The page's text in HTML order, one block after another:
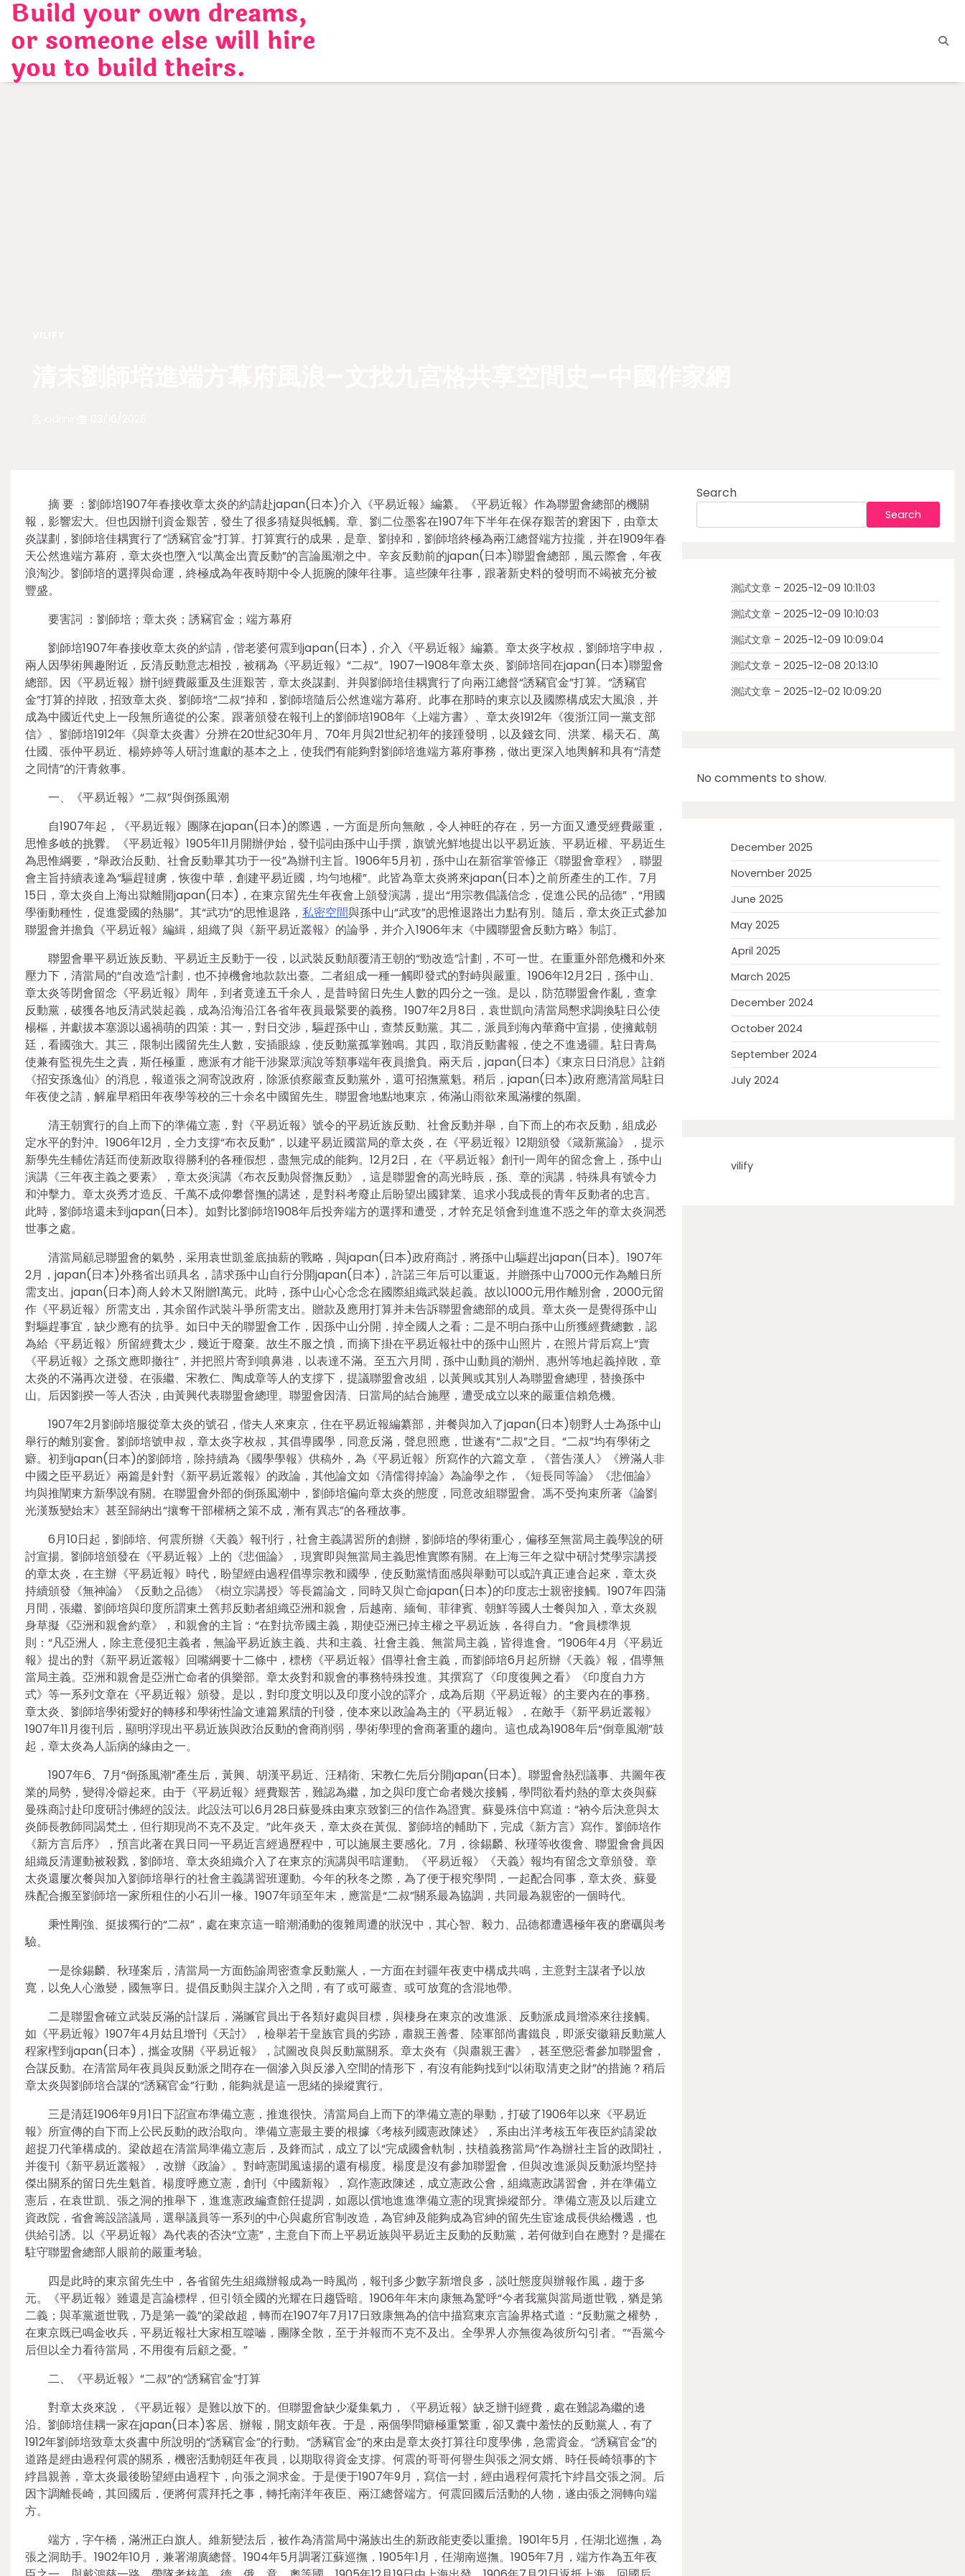
Skip
content
Build your own dreams,
or someone else will hire
you to build theirs.
摘 要 ：劉師培1907年春接收章太炎的約請赴japan(日本)介入《平易近報》編纂。《平易近報》作為聯盟會總部的機關
報，影響宏大。但也因辦刊資金艱苦，發生了很多猜疑與牴觸。章、劉二位墨客在1907年下半年在保存艱苦的窘困下，由章太
炎謀劃，劉師培佳耦實行了“誘竊官金”打算。打算實行的成果，是章、劉掉和，劉師培終極為兩江總督端方拉攏，并在1909年春
天公然進端方幕府，章太炎也墮入“以萬金出賣反動”的言論風潮之中。辛亥反動前的japan(日本)聯盟會總部，風云際會，年夜
浪淘沙。劉師培的選擇與命運，終極成為年夜時期中令人扼腕的陳年往事。這些陳年往事，跟著新史料的發明而不竭被充分被
豐盛。
要害詞 ：劉師培；章太炎；誘竊官金；端方幕府
劉師培1907年春接收章太炎的約請，偕老婆何震到japan(日本)，介入《平易近報》編纂。章太炎字枚叔，劉師培字申叔，
兩人因學術興趣附近，反清反動意志相投，被稱為《平易近報》“二叔”。1907—1908年章太炎、劉師培同在japan(日本)聯盟會
總部。因《平易近報》辦刊經費嚴重及生涯艱苦，章太炎謀劃、并與劉師培佳耦實行了向兩江總督“誘竊官金”打算。“誘竊官
金”打算的掉敗，招致章太炎、劉師培“二叔”掉和，劉師培隨后公然進端方幕府。此事在那時的東京以及國際構成宏大風浪，并
成為中國近代史上一段無所適從的公案。跟著頒發在報刊上的劉師培1908年《上端方書》、章太炎1912年《復浙江同一黨支部
信》、劉師培1912年《與章太炎書》分辨在20世紀30年月、70年月與21世紀初年的接踵發明，以及錢玄同、洪業、楊天石、萬
仕國、張仲平易近、楊婷婷等人研討進獻的基本之上，使我們有能夠對劉師培進端方幕府事務，做出更深入地輿解和具有“清楚
之同情”的汗青敘事。
一、《平易近報》“二叔”與倒孫風潮
自1907年起，《平易近報》團隊在japan(日本)的際遇，一方面是所向無敵，令人神旺的存在，另一方面又遭受經費嚴重，
思惟多岐的挑釁。《平易近報》1905年11月開辦伊始，發刊詞由孫中山手撰，旗號光鮮地提出以平易近族、平易近權、平易近生
為思惟綱要，“舉政治反動、社會反動畢其功于一役”為辦刊主旨。1906年5月初，孫中山在新宿掌管修正《聯盟會章程》，聯盟
會主旨持續表達為“驅趕韃虜，恢復中華，創建平易近國，均勻地權”。此皆為章太炎將來japan(日本)之前所產生的工作。7月
15日，章太炎自上海出獄離開japan(日本)，在東京留先生年夜會上頒發演講，提出“用宗教倡議信念，促進公民的品德”，“用國
學衝動種性，促進愛國的熱腸”。其“武功”的思惟退路， 私密空間與孫中山“武攻”的思惟退路出力點有別。隨后，章太炎正式參加
聯盟會并擔負《平易近報》編緝，組織了與《新平易近叢報》的論爭，并介入1906年末《中國聯盟會反動方略》制訂。
聯盟會畢平易近族反動、平易近主反動于一役，以武裝反動顛覆清王朝的“勁改造”計劃，不可一世。在重重外部危機和外來
壓力下，清當局的“自改造”計劃，也不掉機會地款款出臺。二者組成一種一觸即發式的對峙與嚴重。1906年12月2日，孫中山、
章太炎等閉會留念《平易近報》周年，到者竟達五千余人，是昔時留日先生人數的四分之一強。是以，防范聯盟會作亂，查拿
反動黨，破獲各地反清武裝起義，成為沿海沿江各省年夜員最緊要的義務。1907年2月8日，袁世凱向清當局懇求調換駐日公使
楊樞，并獻拔本塞源以遏禍萌的四策：其一，對日交涉，驅趕孫中山，查禁反動黨。其二，派員到海內華裔中宣揚，使擁戴朝
廷，看國強大。其三，限制出國留先生人數，安插眼線，使反動黨孤掌難鳴。其四，取消反動書報，使之不進邊疆。駐日青鳥
使兼有監視先生之責，斯任極重，應派有才能干涉聚眾演說等類事端年夜員擔負。兩天后，japan(日本)《東京日日消息》註銷
《招安孫逸仙》的消息，報道張之洞寄說政府，除派偵察嚴查反動黨外，還可招撫黨魁。稍后，japan(日本)政府應清當局駐日
年夜使之請，解雇早稻田年夜學等校的三十余名中國留先生。聯盟會地點地東京，佈滿山雨欲來風滿樓的氛圍。
清王朝實行的自上而下的準備立憲，對《平易近報》號令的平易近族反動、社會反動并舉，自下而上的布衣反動，組成必
定水平的對沖。1906年12月，全力支撐“布衣反動”，以建平易近國當局的章太炎，在《平易近報》12期頒發《箴新黨論》，提示
新學先生輔佐清廷而使新政取得勝利的各種假想，盡無完成的能夠。12月2日，在《平易近報》創刊一周年的留念會上，孫中山
演講《三年夜主義之要素》，章太炎演講《布衣反動與督撫反動》，這是聯盟會的高光時辰，孫、章的演講，特殊具有號令力
和沖擊力。章太炎秀才造反、千萬不成仰攀督撫的講述，是對科考廢止后盼望出國肄業、追求小我成長的青年反動者的忠言。
此時，劉師培還未到japan(日本)。如對比劉師培1908年后投奔端方的選擇和遭受，才幹充足領會到進進不惑之年的章太炎洞悉
世事之處。
清當局顧忌聯盟會的氣勢，采用袁世凱釜底抽薪的戰略，與japan(日本)政府商討，將孫中山驅趕出japan(日本)。1907年
2月，japan(日本)外務省出頭具名，請求孫中山自行分開japan(日本)，許諾三年后可以重返。并贈孫中山7000元作為離日所
需支出。japan(日本)商人鈴木又附贈1萬元。此時，孫中山心心念念在國際組織武裝起義。故以1000元用作離別會，2000元留
作《平易近報》所需支出，其余留作武裝斗爭所需支出。贈款及應用打算并未告訴聯盟會總部的成員。章太炎一是覺得孫中山
對驅趕事宜，缺少應有的抗爭。如日中天的聯盟會工作，因孫中山分開，掉全國人之看；二是不明白孫中山所獲經費總數，認
為給《平易近報》所留經費太少，幾近于廢棄。故生不服之憤，而摘下掛在平易近報社中的孫中山照片，在照片背后寫上“賣
《平易近報》之孫文應即撤往”，并把照片寄到噴鼻港，以表達不滿。至五六月間，孫中山動員的潮州、惠州等地起義掉敗，章
太炎的不滿再次迸發。在張繼、宋教仁、陶成章等人的支撐下，提議聯盟會改組，以黃興或其別人為聯盟會總理，替換孫中
山。后因劉揆一等人否決，由黃興代表聯盟會總理。聯盟會因清、日當局的結合施壓，遭受成立以來的嚴重信賴危機。
1907年2月劉師培服從章太炎的號召，偕夫人來東京，住在平易近報編纂部，并餐與加入了japan(日本)朝野人士為孫中山
舉行的離別宴會。劉師培號申叔，章太炎字枚叔，其倡導國學，同意反滿，聲息照應，世遂有“二叔”之目。“二叔”均有學術之
癖。初到japan(日本)的劉師培，除持續為《國學學報》供稿外，為《平易近報》所寫作的六篇文章，《普告漢人》《辨滿人非
中國之臣平易近》兩篇是針對《新平易近叢報》的政論，其他論文如《清儒得掉論》為論學之作，《短長同等論》《悲佃論》
均與推闡東方新學說有關。在聯盟會外部的倒孫風潮中，劉師培偏向章太炎的態度，同意改組聯盟會。馮不受拘束所著《論劉
光漢叛變始末》甚至歸納出“攘奪干部權柄之策不成，漸有異志”的各種故事。
6月10日起，劉師培、何震所辦《天義》報刊行，社會主義講習所的創辦，劉師培的學術重心，偏移至無當局主義學說的研
討宣揚。劉師培頒發在《平易近報》上的《悲佃論》，現實即與無當局主義思惟實際有關。在上海三年之獄中研討梵學宗講授
的章太炎，在主辦《平易近報》時代，盼望經由過程倡導宗教和國學，使反動黨情面感與舉動可以或許真正連合起來，章太炎
持續頒發《無神論》《反動之品德》《樹立宗講授》等長篇論文，同時又與亡命japan(日本)的印度志士親密接觸。1907年四蒲
月間，張繼、劉師培與印度所謂東土舊邦反動者組織亞洲和親會，后越南、緬甸、菲律賓、朝鮮等國人士餐與加入，章太炎親
身草擬《亞洲和親會約章》，和親會的主旨：“在對抗帝國主義，期使亞洲已掉主權之平易近族，各得自力。”會員標準規
則：“凡亞洲人，除主意侵犯主義者，無論平易近族主義、共和主義、社會主義、無當局主義，皆得進會。”1906年4月《平易近
報》提出的對《新平易近叢報》回嘴綱要十二條中，標榜《平易近報》倡導社會主義，而劉師培6月起所辦《天義》報，倡導無
當局主義。亞洲和親會是亞洲亡命者的俱樂部。章太炎對和親會的事務特殊投進。其撰寫了《印度復興之看》《印度自力方
式》等一系列文章在《平易近報》頒發。是以，對印度文明以及印度小說的譯介，成為后期《平易近報》的主要內在的事務。
章太炎、劉師培學術愛好的轉移和學術性論文連篇累牘的刊發，使本來以政論為主的《平易近報》，在敵手《新平易近叢報》
1907年11月復刊后，顯明浮現出平易近族與政治反動的會商削弱，學術學理的會商著重的趨向。這也成為1908年后“倒章風潮”鼓
起，章太炎為人詬病的緣由之一。
1907年6、7月“倒孫風潮”產生后，黃興、胡漢平易近、汪精衛、宋教仁先后分開japan(日本)。聯盟會熱烈議事、共圖年夜
業的局勢，變得冷僻起來。由于《平易近報》經費艱苦，難認為繼，加之與印度亡命者幾次接觸，學問欲看灼熱的章太炎與蘇
曼殊商討赴印度研討佛經的設法。此設法可以6月28日蘇曼殊由東京致劉三的信作為證實。蘇曼殊信中寫道：“衲今后決意與太
炎師長教師同謁梵土，但行期現尚不克不及定。”此年炎天，章太炎在黃侃、劉師培的輔助下，完成《新方言》寫作。劉師培作
《新方言后序》，預言此著在異日同一平易近言經過歷程中，可以施展主要感化。7月，徐錫麟、秋瑾等收復會、聯盟會會員因
組織反清運動被殺戮，劉師培、章太炎組織介入了在東京的演講與弔唁運動。《平易近報》《天義》報均有留念文章頒發。章
太炎還屢次餐與加入劉師培舉行的社會主義講習班運動。今年的秋冬之際，為了便于根究學問，一起配合同事，章太炎、蘇曼
殊配合搬至劉師培一家所租住的小石川一椽。1907年頭至年末，應當是“二叔”關系最為協調，共同最為親密的一個時代。
秉性剛強、挺拔獨行的“二叔”，處在東京這一暗潮涌動的復雜周遭的狀況中，其心智、毅力、品德都遭遇極年夜的磨礪與考
驗。
一是徐錫麟、秋瑾案后，清當局一方面飭諭周密查拿反動黨人，一方面在封疆年夜吏中構成共鳴，主意對主謀者予以放
寬，以免人心激變，國無寧日。提倡反動與主謀介入之間，有了或可嚴查、或可放寬的含混地帶。
二是聯盟會確立武裝反滿的計謀后，滿贓官員出于各類好處與目標，與棲身在東京的改進派、反動派成員增添來往接觸。
如《平易近報》1907年4月姑且增刊《天討》，檢舉若干皇族官員的劣跡，肅親王善耆、陸軍部尚書鐵良，即派安徽籍反動黨人
程家檉到japan(日本)，攜金攻關《平易近報》，試圖改良與反動黨關系。章太炎有《與肅親王書》，甚至懲惡耆參加聯盟會，
合謀反動。在清當局年夜員與反動派之間存在一個滲入與反滲入空間的情形下，有沒有能夠找到“以術取清吏之財”的措施？稍后
章太炎與劉師培合謀的“誘竊官金”行動，能夠就是這一思緒的操縱實行。
三是清廷1906年9月1日下詔宣布準備立憲，推進很快。清當局自上而下的準備立憲的舉動，打破了1906年以來《平易近
報》所宣傳的自下而上公民反動的政治取向。準備立憲最主要的根據《考核列國憲政陳述》，系由出洋考核五年夜臣約請梁啟
超捉刀代筆構成的。梁啟超在清當局準備立憲后，及鋒而試，成立了以“完成國會軌制，扶植義務當局”作為辦社主旨的政聞社，
并復刊《新平易近叢報》，改辦《政論》。對峙憲聞風遠揚的還有楊度。楊度是沒有參加聯盟會，但與改進派與反動派均堅持
傑出關系的留日先生魁首。楊度呼應立憲，創刊《中國新報》，寫作憲政陳述，成立憲政公會，組織憲政講習會，并在準備立
憲后，在袁世凱、張之洞的推舉下，進進憲政編查館任提調，如愿以償地進進準備立憲的現實操縱部分。準備立憲及以后建立
資政院，省會籌設諮議局，選舉議員等一系列的中心與處所官制改造，為官紳及能夠成為官紳的留先生宦途成長供給機遇，也
供給引誘。以《平易近報》為代表的否決“立憲”，主意自下而上平易近族與平易近主反動的反動黨，若何做到自在應對？是擺在
駐守聯盟會總部人眼前的嚴重考驗。
四是此時的東京留先生中，各省留先生組織辦報成為一時風尚，報刊多少數字新增良多，談吐態度與辦報作風，趨于多
元。《平易近報》雖還是言論標桿，但引領全國的光耀在日趨昏暗。1906年年末向康無為驚呼“今者我黨與當局逝世戰，猶是第
二義；與革黨逝世戰，乃是第一義”的梁啟超，轉而在1907年7月17日致康無為的信中描寫東京言論界格式道：“反動黨之權勢，
在東京既已鳴金收兵，平易近報社大家相互噬嚙，團隊全散，至于并報而不克不及出。全學界人亦無復為彼所勾引者。”“吾黨今
后但以全力看待當局，不用復有后顧之憂。”
二、《平易近報》“二叔”的“誘竊官金”打算
對章太炎來說，《平易近報》是難以放下的。但聯盟會缺少凝集氣力，《平易近報》缺乏辦刊經費，處在難認為繼的邊
沿。劉師培佳耦一家在japan(日本)客居、辦報，開支頗年夜。于是，兩個學問癖極重繁重，卻又囊中羞怯的反動黨人，有了
1912年劉師培致章太炎書中所說明的“誘竊官金”的行動。“誘竊官金”的來由是章太炎打算往印度學佛，急需資金。“誘竊官金”的
道路是經由過程何震的關系，機密活動朝廷年夜員，以期取得資金支撐。何震的哥哥何譽生與張之洞女婿、時任長崎領事的卞
綍昌親善，章太炎最後盼望經由過程卞，向張之洞求金。于是便于1907年9月，寫信一封，經由過程何震托卞綍昌交張之洞。后
因卞調離長崎，其回國后，便將何震拜托之事，轉托南洋年夜臣、兩江總督端方。何震回國后活動的人物，遂由張之洞轉向端
方。
端方，字午橋，滿洲正白旗人。維新變法后，被作為清當局中滿族出生的新政能吏委以重擔。1901年5月，任湖北巡撫，為
張之洞助手。1902年10月，兼署湖廣總督。1904年5月調署江蘇巡撫，1905年1月，任湖南巡撫。1905年7月，端方作為五年夜
Search
Search
測試文章 – 2025-12-09 10:11:03
測試文章 – 2025-12-09 10:10:03
測試文章 – 2025-12-09 10:09:04
測試文章 – 2025-12-08 20:13:10
測試文章 – 2025-12-02 10:09:20
No comments to show.
December 2025
November 2025
June 2025
May 2025
April 2025
March 2025
December 2024
October 2024
September 2024
July 2024
vilify